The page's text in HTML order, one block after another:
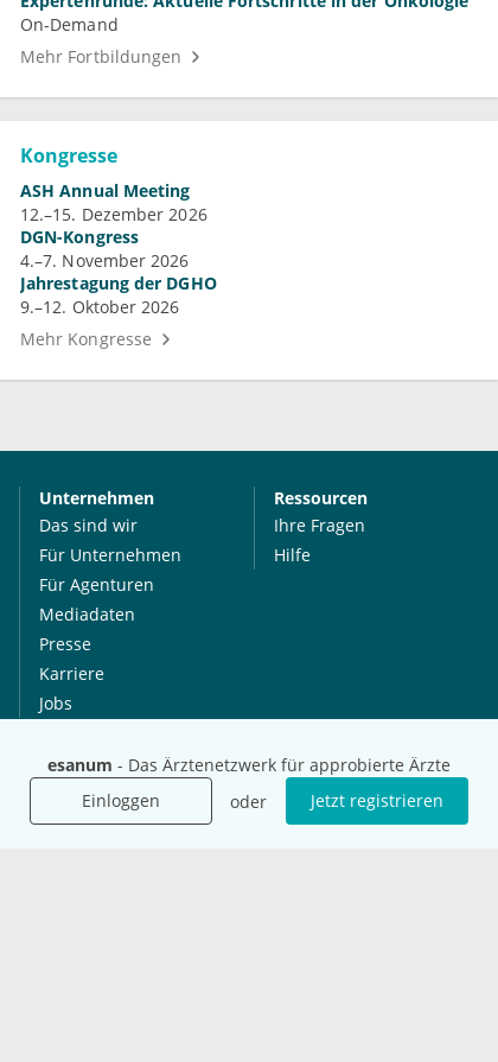
esanum - Das Ärztenetzwerk für approbierte Ärzte
Einloggen
oder Jetzt registrieren
On-Demand
Mehr Fortbildungen
Kongresse
ASH Annual Meeting
12.–15. Dezember 2026
DGN-Kongress
4.–7. November 2026
Jahrestagung der DGHO
9.–12. Oktober 2026
Mehr Kongresse
Unternehmen
Das sind wir
Für Unternehmen
Für Agenturen
Mediadaten
Presse
Karriere
Jobs
Ressourcen
Ihre Fragen
Hilfe
International
esanum.it
esanum.com
Social Media
Youtube
Twitter